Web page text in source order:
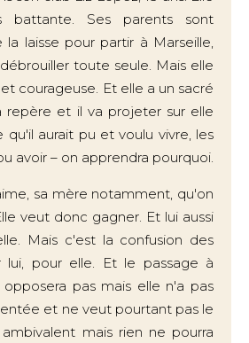
battante. Ses parents sont
la laisse pour partir à Marseille,
toute seule. Mais elle
courageuse. Et elle a un sacré
repère et il va projeter sur elle
qu'il aurait pu et voulu vivre, les
avoir – on apprendra pourquoi.
sa mère notamment, qu'on
veut donc gagner. Et lui aussi
Mais c'est la confusion des
lui, pour elle. Et le passage à
pas mais elle n'a pas
et ne veut pourtant pas le
mais rien ne pourra